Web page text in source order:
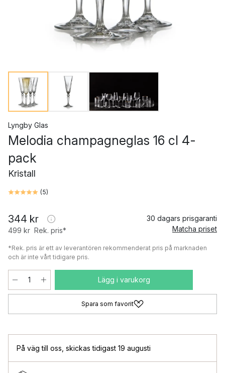
Lyngby Glas
Melodia champagneglas 16 cl 4-
pack
Kristall
(5)
344 kr
499 kr Rek. pris*
30 dagars prisgaranti
Matcha priset
*Rek. pris är ett av leverantören rekommenderat pris på marknaden
och är inte vårt tidigare pris.
Lägg i varukorg
Spara som favorit
På väg till oss skickas tidigast 19 augusti